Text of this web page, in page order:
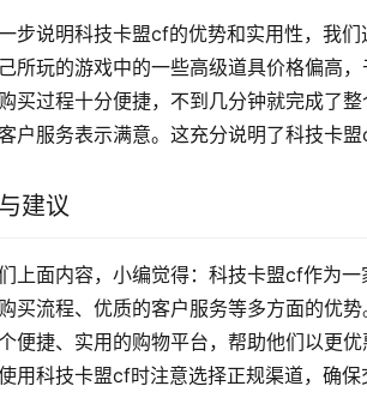
步说明科技卡盟cf的优势和实用性，我
所玩的游戏中的一些高级道具价格偏高
买过程十分便捷，不到几分钟就完成了
户服务表示满意。这充分说明了科技卡
建议
上面内容，小编觉得：科技卡盟cf作为
买流程、优质的客户服务等多方面的优
便捷、实用的购物平台，帮助他们以更
用科技卡盟cf时注意选择正规渠道，确保